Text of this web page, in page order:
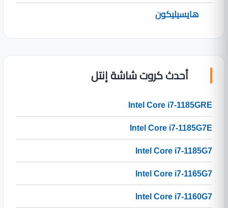
هايسيليكون
أحدث كروت شاشة إنتل
Intel Core i7-1185GRE
Intel Core i7-1185G7E
Intel Core i7-1185G7
Intel Core i7-1165G7
Intel Core i7-1160G7